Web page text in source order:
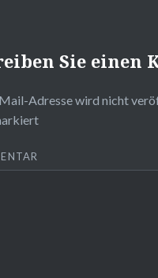
Sie einen
Adresse wird nicht